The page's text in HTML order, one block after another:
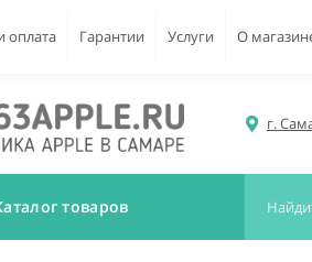
оплата Гарантии Услуги О
г.
товаров